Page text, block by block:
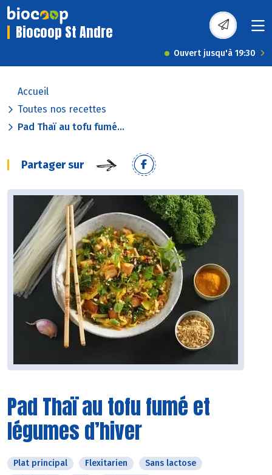
Biocoop St Andre
Ouvert jusqu'à 19:30
Accueil
Toutes nos recettes
Pad Thaï au tofu fumé...
Partager sur
Pad Thaï au tofu fumé et
légumes d’hiver
Plat principal Flexitarien
Sans lactose